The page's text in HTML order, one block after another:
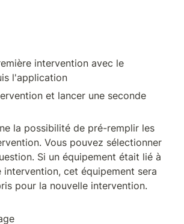
intervention avec le
l'application
et lancer une seconde
la possibilité de pré-remplir les
Vous pouvez sélectionner
Si un équipement était lié à
intervention, cet équipement sera
pour la nouvelle intervention.